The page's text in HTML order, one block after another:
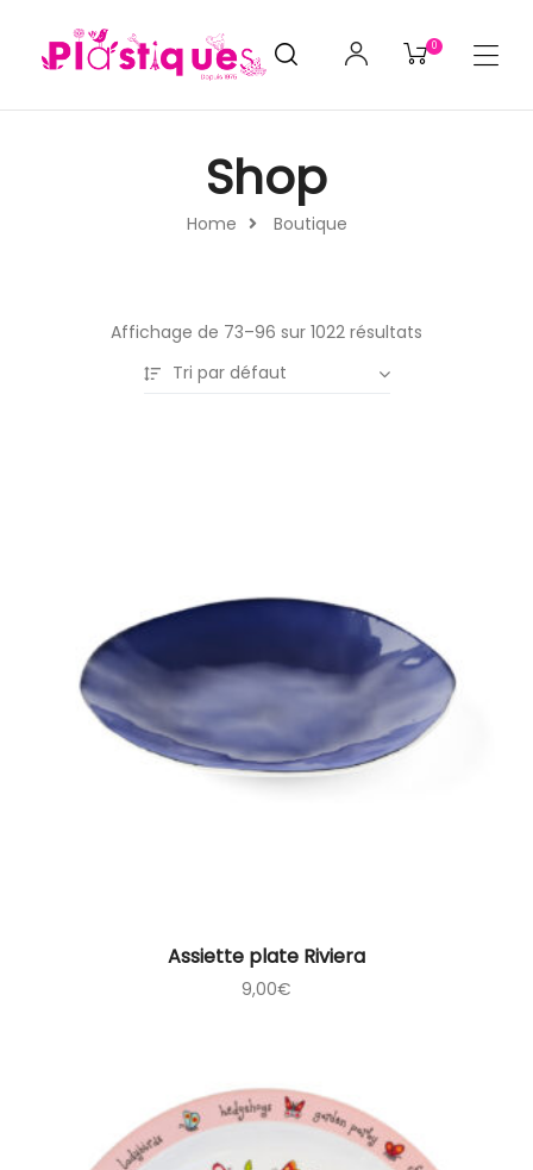
0
Home Boutique
Shop
Affichage de 73–96 sur 1022 résultats
Tri par défaut
Assiette plate Riviera
9,00€